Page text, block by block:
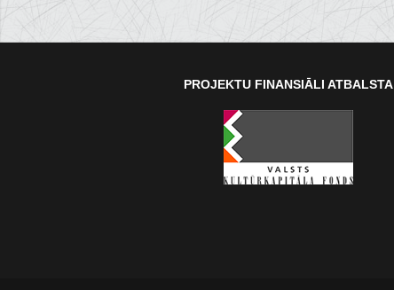
PROJEKTU FINANSIĀLI ATBALSTA